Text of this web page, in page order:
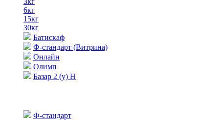
6кг
15кг
30кг
Батискаф
Ф-стандарт (Витрина)
Онлайн
Олимп
Базар 2 (у) Н
Ф-стандарт